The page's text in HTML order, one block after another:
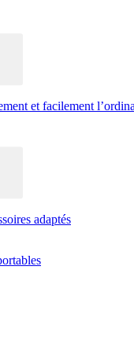
et facilement
adaptés